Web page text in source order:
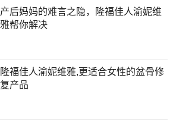
产后妈妈的难言之隐，隆福佳人渝妮维
雅帮你解决
隆福佳人渝妮维雅,更适合女性的盆骨修
复产品